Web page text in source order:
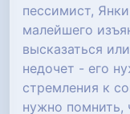
пессимист,
малейшего
высказаться
недочет - его
стремления к
нужно помнить,